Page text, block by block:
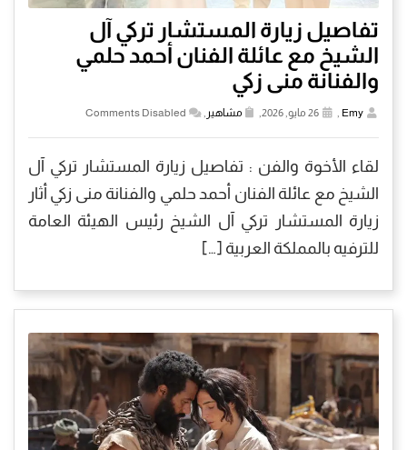
تفاصيل زيارة المستشار تركي آل
الشيخ مع عائلة الفنان أحمد حلمي
والفنانة منى زكي
Emy مشاهير Comments Disabled
لقاء الأخوة والفن : تفاصيل زيارة المستشار تركي آل
الشيخ مع عائلة الفنان أحمد حلمي والفنانة منى زكي أثار
زيارة المستشار تركي آل الشيخ رئيس الهيئة العامة
للترفيه بالمملكة العربية […]